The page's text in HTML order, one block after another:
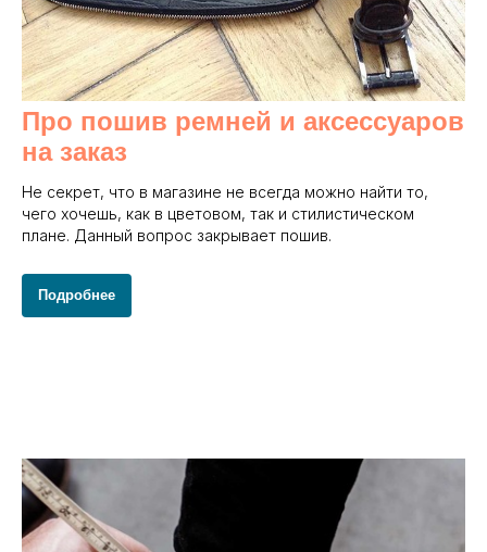
Про пошив ремней и аксессуаров
на заказ
Не секрет, что в магазине не всегда можно найти то,
чего хочешь, как в цветовом, так и стилистическом
плане. Данный вопрос закрывает пошив.
Подробнее